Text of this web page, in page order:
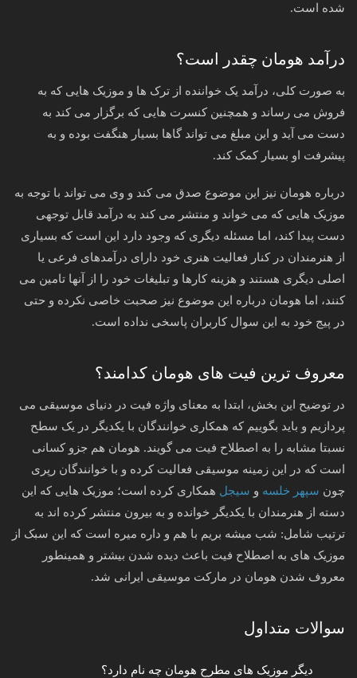
شده است.
درآمد هومان چقدر است؟
به صورت کلی، درآمد یک خواننده از ترک ها و موزیک هایی که به
فروش می رساند و همچنین کنسرت هایی که برگزار می کند به
دست می آید و این مبلغ می تواند گاها بسیار هنگفت بوده و به
پیشرفت او بسیار کمک کند.
درباره هومان نیز این موضوع صدق می کند و وی می تواند با توجه به
موزیک هایی که می خواند و منتشر می کند به درآمد قابل توجهی
دست پیدا کند، اما مسئله دیگری که وجود دارد این است که بسیاری
از هنرمندان در کنار فعالیت هنری خود دارای درآمدهای فرعی یا
اصلی دیگری هستند و هزینه کارها و تبلیغات خود را از آنها تامین می
کنند، اما هومان درباره این موضوع نیز صحبت خاصی نکرده و حتی
در پیج خود به این سوال کاربران پاسخی نداده است.
معروف ترین فیت های هومان کدامند؟
در توضیح این بخش، ابتدا به معنای واژه فیت در دنیای موسیقی می
پردازیم و باید بگوییم که همکاری خوانندگان با یکدیگر در یک سطح
نسبتا مشابه را به اصطلاح فیت می گویند. هومان هم جزو کسانی
است که در این زمینه موسیقی فعالیت کرده و با خوانندگان رپری
چون سپهر خلسه و سیجل همکاری کرده است؛ موزیک هایی که این
دسته از هنرمندان با یکدیگر خوانده و به بیرون منتشر کرده اند به
ترتیب شامل: شب میشه بریم با هم و داره میره است که این سبک از
موزیک های به اصطلاح فیت باعث دیده شدن بیشتر و همینطور
معروف شدن هومان در مارکت موسیقی ایرانی شد.
سوالات متداول
دیگر موزیک های مطرح هومان چه نام دارد؟